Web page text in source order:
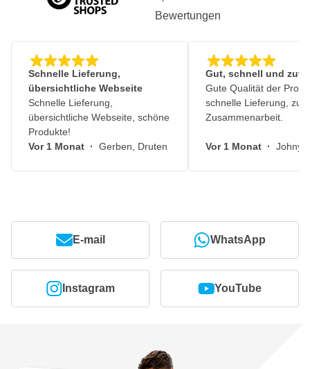
Bewertungen
Schnelle Lieferung,
übersichtliche Webseite
Schnelle Lieferung,
übersichtliche Webseite, schöne
Produkte!
Vor 1 Monat · Gerben, Druten
Gut, schnell und
Gute Qualität der
schnelle Lieferung,
Zusammenarbeit.
Vor 1 Monat · Johny,
E-mail WhatsApp
Instagram YouTube